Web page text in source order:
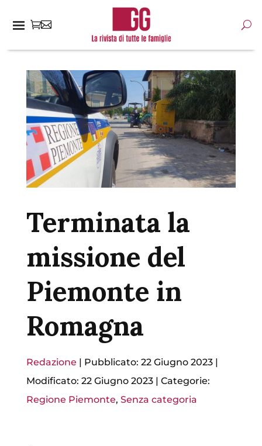
Terminata la
missione del
Piemonte in
Romagna
Redazione | Pubblicato: 22 Giugno 2023|
Modificato: 22 Giugno 2023| Categorie:
Regione Piemonte, Senza categoria